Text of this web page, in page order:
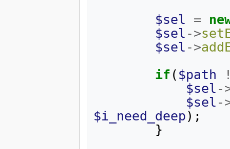
$sel
=
$sel ->
$sel ->
if ( $path
$sel -
$sel -
$i_need_deep);
}